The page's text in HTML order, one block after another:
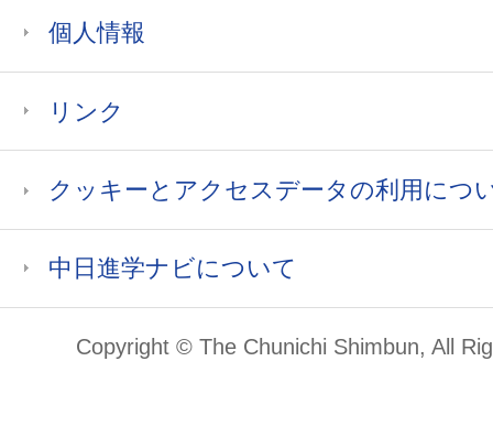
個人情報
リンク
クッキーとアクセスデータの利用につ
中日進学ナビについて
Copyright © The Chunichi Shimbun, All